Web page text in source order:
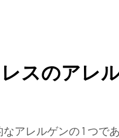
スのアレ
アレルゲンの 1 つで